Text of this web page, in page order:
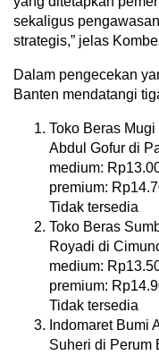
sekaligus
strategis,” jelas
Dalam pengecekan
Banten mendatangi
Toko Beras
Abdul Gofur di
medium:
premium:
Tidak tersedia
Toko Beras
Royadi di
medium:
premium:
Tidak tersedia
Indomaret Bumi
Suheri di Perum